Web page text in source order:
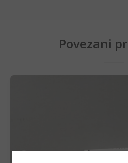
Povezani